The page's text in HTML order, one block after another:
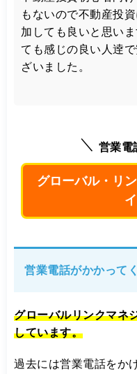
もないので不動産投
加しても良いと思い
ても感じの良い人逹
ざいました。
営業電
グローバル・リ
営業電話がかかって
グローバルリンクマネ
しています。
過去には営業電話をか